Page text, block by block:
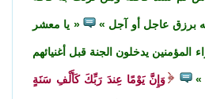
له برزق عاجل أو آجل يا معشر
المؤمنين يدخلون الجنة قبل أغنيائهم
وَإِنَّ يَوْمًا عِندَ رَبِّكَ كَأَلْفِ سَنَةٍ